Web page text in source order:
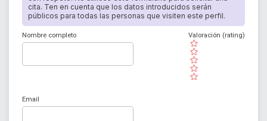
cita. Ten en cuenta que los datos introducidos serán
públicos para todas las personas que visiten este perfil.
Nombre completo
( )
( )
( )
( )
( )
Valoración (rating)
Email